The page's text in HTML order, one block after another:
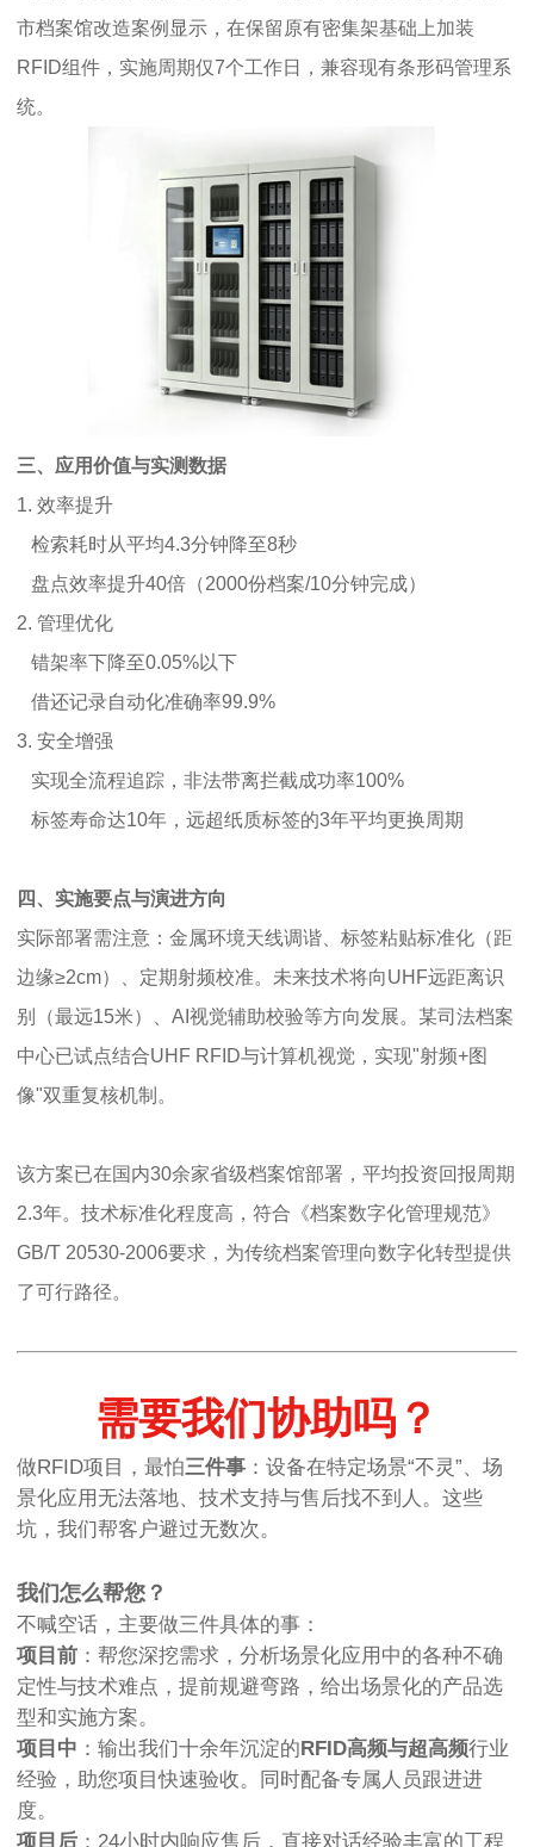
市档案馆改造案例显示，在保留原有密集架基础上加装
RFID组件，实施周期仅7个工作日，兼容现有条形码管理系
统。
三、应用价值与实测数据
1. 效率提升
检索耗时从平均4.3分钟降至8秒
盘点效率提升40倍（2000份档案/10分钟完成）
2. 管理优化
错架率下降至0.05%以下
借还记录自动化准确率99.9%
3. 安全增强
实现全流程追踪，非法带离拦截成功率100%
标签寿命达10年，远超纸质标签的3年平均更换周期
四、实施要点与演进方向
实际部署需注意：金属环境天线调谐、标签粘贴标准化（距
边缘≥2cm）、定期射频校准。未来技术将向UHF远距离识
别（最远15米）、AI视觉辅助校验等方向发展。某司法档案
中心已试点结合UHF RFID与计算机视觉，实现"射频+图
像"双重复核机制。
该方案已在国内30余家省级档案馆部署，平均投资回报周期
2.3年。技术标准化程度高，符合《档案数字化管理规范》
GB/T 20530-2006要求，为传统档案管理向数字化转型提供
了可行路径。
需要我们协助吗？
做RFID项目，最怕三件事 ：设备在特定场景“不灵”、场
景化应用无法落地、技术支持与售后找不到人。这些
坑，我们帮客户避过无数次。
我们怎么帮您？
不喊空话，主要做三件具体的事：
项目前 ：帮您深挖需求，分析场景化应用中的各种不确
定性与技术难点，提前规避弯路，给出场景化的产品选
型和实施方案。
项目中 ：输出我们十余年沉淀的RFID高频与超高频行业
经验，助您项目快速验收。同时配备专属人员跟进进
度。
项目后 ：24小时内响应售后，直接对话经验丰富的工程